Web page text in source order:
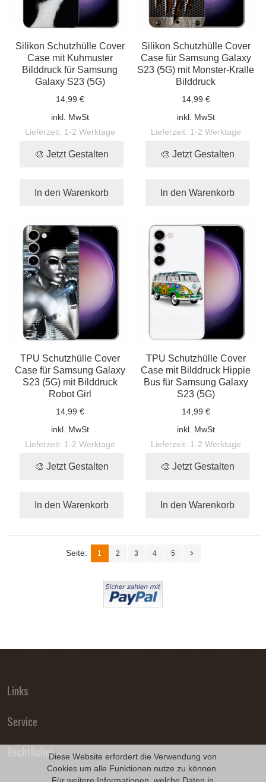
Diese Website erfordert die Verwendung von
Cookies um alle Funktionen nutze zu können.
Silikon Schutzhülle Cover
Case mit Kuhmuster
Bilddruck für Samsung
Galaxy S23 (5G)
14,99 €
inkl. MwSt
Lieferzeit: 1-2 Werktage
🎨 Jetzt Gestalten
In den Warenkorb
Silikon Schutzhülle Cover
Case für Samsung Galaxy
S23 (5G) mit Monster-Kralle
Bilddruck
14,99 €
inkl. MwSt
Lieferzeit: 1-2 Werktage
🎨 Jetzt Gestalten
In den Warenkorb
TPU Schutzhülle Cover
Case für Samsung Galaxy
S23 (5G) mit Bilddruck
Robot Girl
14,99 €
inkl. MwSt
Lieferzeit: 1-2 Werktage
🎨 Jetzt Gestalten
In den Warenkorb
TPU Schutzhülle Cover
Case mit Bilddruck Hippie
Bus für Samsung Galaxy
S23 (5G)
14,99 €
inkl. MwSt
Lieferzeit: 1-2 Werktage
🎨 Jetzt Gestalten
In den Warenkorb
Seite: 1 2 3 4 5
Links
Service
Rechtliches